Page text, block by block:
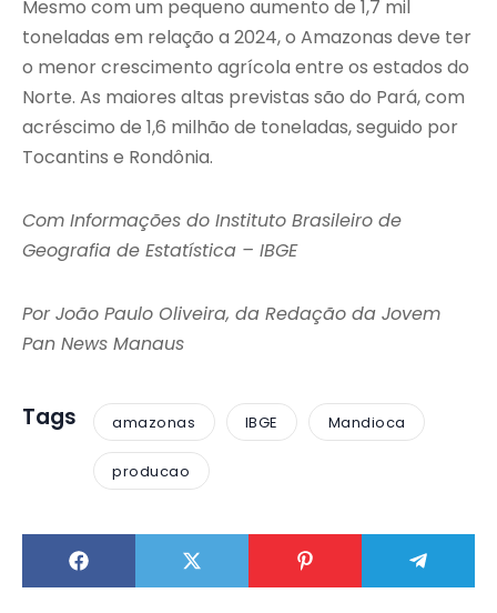
Mesmo com um pequeno aumento de 1,7 mil
toneladas em relação a 2024, o Amazonas deve ter
o menor crescimento agrícola entre os estados do
Norte. As maiores altas previstas são do Pará, com
acréscimo de 1,6 milhão de toneladas, seguido por
Tocantins e Rondônia.
Com Informações do Instituto Brasileiro de
Geografia de Estatística – IBGE
Por João Paulo Oliveira, da Redação da Jovem
Pan News Manaus
Tags amazonas IBGE Mandioca
producao